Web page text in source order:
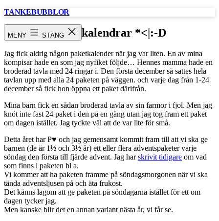
Hoppa
TANKEBUBBLOR
MENY STÄNGPaketkalendrar *<|:-D
Jag fick aldrig någon paketkalender när jag var liten. En av mina
kompisar hade en som jag nyfiket följde… Hennes mamma hade en
broderad tavla med 24 ringar i. Den första december så sattes hela
tavlan upp med alla 24 paketen på väggen. och varje dag från 1-24
december så fick hon öppna ett paket därifrån.
Mina barn fick en sådan broderad tavla av sin farmor i fjol. Men jag
knöt inte fast 24 paket i den på en gång utan jag tog fram ett paket
om dagen istället. Jag tyckte väl att de var lite för små.
Detta året har P♥ och jag gemensamt kommit fram till att vi ska ge
barnen (de är 1½ och 3½ år) ett eller flera adventspaketer varje
söndag den första till fjärde advent. Jag harskrivit tidigare om vad
som finns i paketen bl a.
Vi kommer att ha paketen framme på söndagsmorgonen när vi ska
tända adventsljusen på och äta frukost.
Det känns lagom att ge paketen på söndagarna istället för ett om
dagen tycker jag.
Men kanske blir det en annan variant nästa år, vi får se.